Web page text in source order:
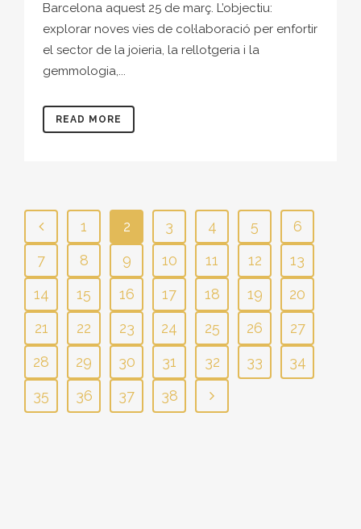
Barcelona aquest 25 de març. L’objectiu:
explorar noves vies de col·laboració per enfortir
el sector de la joieria, la rellotgeria i la
gemmologia,...
READ MORE
1 2 3 4 5
6
7
8 9 10 11 12
13
14
15 16 17 18 19
20
21
22 23 24 25 26
27
28
29 30 31 32 33
34
35
36 37 38